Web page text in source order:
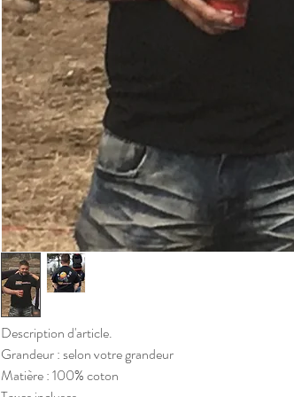
Description d'article.
Grandeur : selon votre grandeur
Matière : 100% coton